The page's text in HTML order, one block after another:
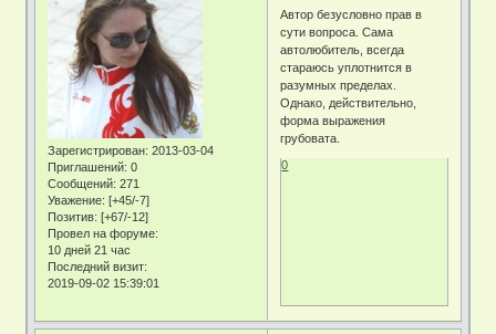
Зарегистрирован: 2013-03-04
Приглашений: 0
Сообщений: 271
Уважение: [+45/-7]
Позитив: [+67/-12]
Провел на форуме:
10 дней 21 час
Последний визит:
2019-09-02 15:39:01
Автор безусловно прав в
сути вопроса. Сама
автолюбитель, всегда
стараюсь уплотнится в
разумных пределах.
Однако, действительно,
форма выражения
грубовата.
0